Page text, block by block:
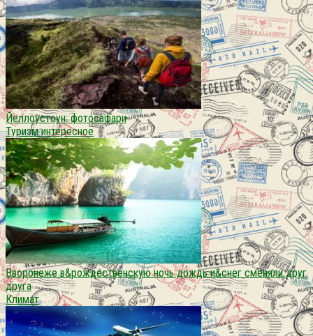
Йеллоустоун: фотосафари
Туризм интересное
Вворонеже в&рождественскую ночь дождь и&снег сменяли друг
друга
Климат